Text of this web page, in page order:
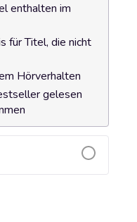
enthalten im
für Titel, die nicht
Hörverhalten
gelesen